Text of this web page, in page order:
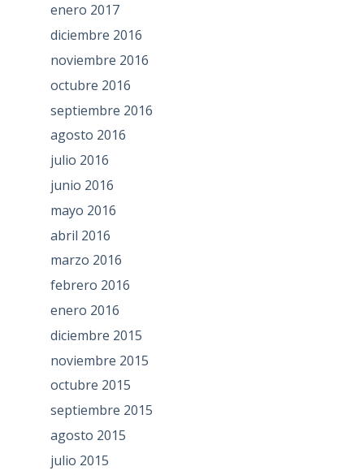
enero 2017
diciembre 2016
noviembre 2016
octubre 2016
septiembre 2016
agosto 2016
julio 2016
junio 2016
mayo 2016
abril 2016
marzo 2016
febrero 2016
enero 2016
diciembre 2015
noviembre 2015
octubre 2015
septiembre 2015
agosto 2015
julio 2015